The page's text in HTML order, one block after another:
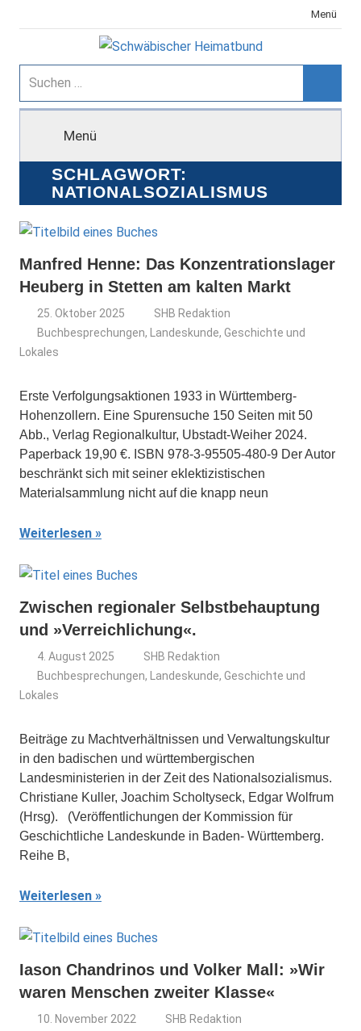
Inhalt
Menü
Schwäbischer
Heimatbund
Suchen
nach:
Menü
SCHLAGWORT:
NATIONALSOZIALISMUS
Manfred Henne: Das Konzentrationslager
Heuberg in Stetten am kalten Markt
25. Oktober 2025
SHB Redaktion
Buchbesprechungen,
Landeskunde, Geschichte und
Lokales
Erste Verfolgungsaktionen 1933 in Württemberg-
Hohenzollern. Eine Spurensuche 150 Seiten mit 50
Abb., Verlag Regionalkultur, Ubstadt-Weiher 2024.
Paperback 19,90 €. ISBN 978-3-95505-480-9 Der Autor
beschränkt sich mit seiner eklektizistischen
Materialsammlung nicht auf die knapp neun
Weiterlesen
Zwischen regionaler Selbstbehauptung
und »Verreichlichung«.
4. August 2025
SHB Redaktion
Buchbesprechungen,
Landeskunde, Geschichte und
Lokales
Beiträge zu Machtverhältnissen und Verwaltungskultur
in den badischen und württembergischen
Landesministerien in der Zeit des Nationalsozialismus.
Christiane Kuller, Joachim Scholtyseck, Edgar Wolfrum
(Hrsg). (Veröffentlichungen der Kommission für
Geschichtliche Landeskunde in Baden- Württemberg.
Reihe B,
Weiterlesen
Iason Chandrinos und Volker Mall: »Wir
waren Menschen zweiter Klasse«
10. November 2022
SHB Redaktion